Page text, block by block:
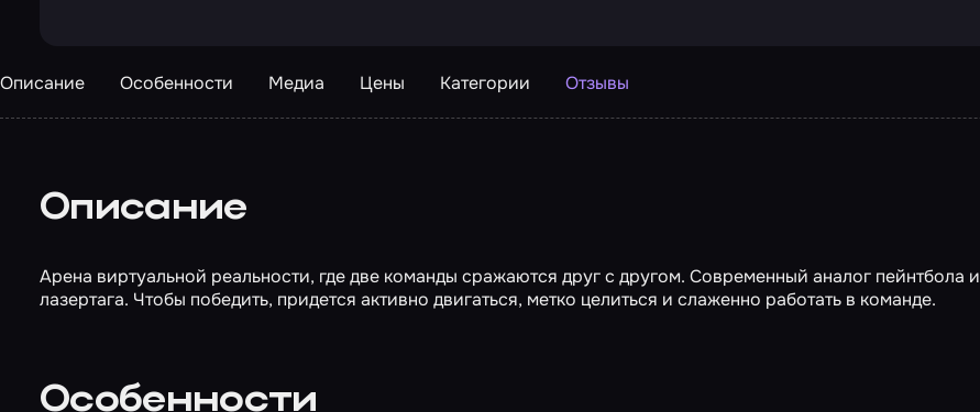
Описание Особенности Медиа Цены Категории Отзывы
Описание
Арена виртуальной реальности, где две команды сражаются друг с другом. Современный аналог пейнтбола и
лазертага. Чтобы победить, придется активно двигаться, метко целиться и слаженно работать в команде.
Особенности